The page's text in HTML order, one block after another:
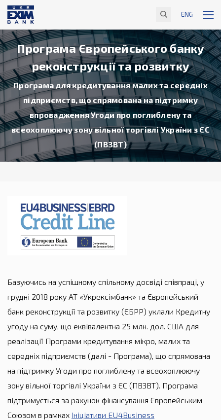
ENG
Програма Європейського банку
реконструкції та розвитку
Програма для кредитування малих та середніх
підприємств, що спрямована на підтримку
впровадження Угоди про поглиблену та
всеохоплюючу зону вільної торгівлі України з ЄС
(ПВЗВТ)
Базуючись на успішному спільному досвіді співпраці, у
грудні 2018 року АТ «Укрексімбанк» та Європейський
банк реконструкції та розвитку (ЄБРР) уклали Кредитну
угоду на суму, що еквівалентна 25 млн. дол. США для
реалізації Програми кредитування мікро, малих та
середніх підприємств (далі - Програма), що спрямована
на підтримку Угоди про поглиблену та всеохоплюючу
зону вільної торгівлі України з ЄС (ПВЗВТ). Програма
підтримується за рахунок фінансування Європейським
Союзом в рамках Ініціативи EU4Business